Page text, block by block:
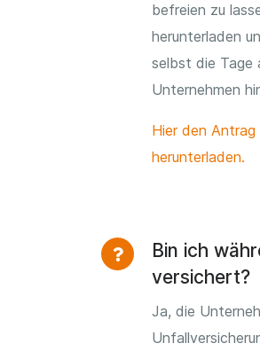
befreien zu
herunterladen
selbst die Tage
Unternehmen
Hier den
herunterladen.
Bin ich
versichert?
Ja, die